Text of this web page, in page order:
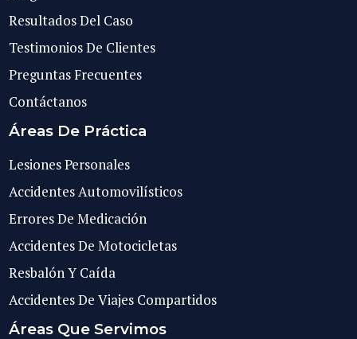
Resultados Del Caso
Testimonios De Clientes
Preguntas Frecuentes
Contáctanos
Áreas De Práctica
Lesiones Personales
Accidentes Automovilísticos
Errores De Medicación
Accidentes De Motocicletas
Resbalón Y Caída
Accidentes De Viajes Compartidos
Áreas Que Servimos